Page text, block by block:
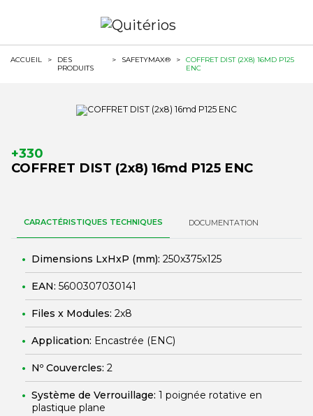
ACCUEIL >
DES
PRODUITS
> SAFETYMAX® >
COFFRET DIST (2X8) 16MD P125
ENC
+330
COFFRET DIST (2x8) 16md P125 ENC
CARACTÉRISTIQUES TECHNIQUES DOCUMENTATION
Dimensions LxHxP (mm): 250x375x125
EAN: 5600307030141
Files x Modules: 2x8
Application: Encastrée (ENC)
Nº Couvercles: 2
Système de Verrouillage: 1 poignée rotative en
plastique plane